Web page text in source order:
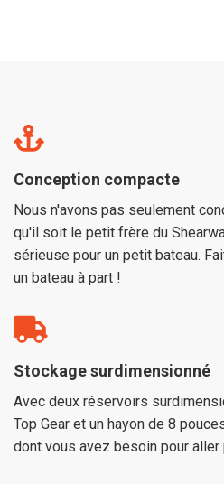
Conception compacte
Nous n'avons pas seulement
qu'il soit le petit frère du
sérieuse pour un petit bateau.
un bateau à part !
Stockage surdimensionné
Avec deux réservoirs
Top Gear et un hayon de 8
dont vous avez besoin pour aller